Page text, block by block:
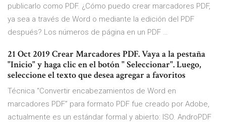
publicarlo como PDF. ¿Cómo puedo crear marcadores PDF,
ya sea a través de Word o mediante la edición del PDF
después? Los números de página en un PDF …
21 Oct 2019 Crear Marcadores PDF. Vaya a la pestaña
"Inicio" y haga clic en el botón " Seleccionar". Luego,
seleccione el texto que desea agregar a favoritos
Técnica “Convertir encabezamientos de Word en
marcadores PDF” para formato PDF fue creado por Adobe,
actualmente es un estándar formal y abierto: ISO. AndroPDF